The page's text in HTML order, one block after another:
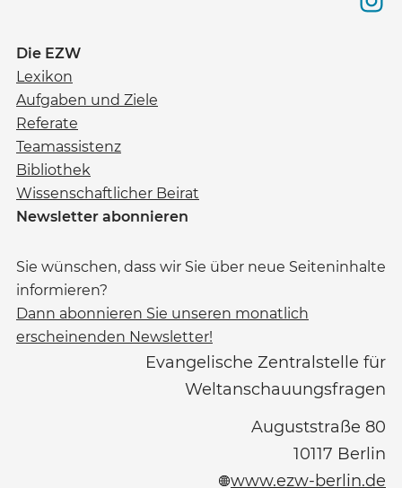
Die EZW
Lexikon
Aufgaben und Ziele
Referate
Teamassistenz
Bibliothek
Wissenschaftlicher Beirat
Newsletter abonnieren
Sie wünschen, dass wir Sie über neue Seiteninhalte
informieren?
Dann abonnieren Sie unseren monatlich
erscheinenden Newsletter!
Evangelische Zentralstelle für
Weltanschauungsfragen
Auguststraße 80
10117 Berlin
www.ezw-berlin.de